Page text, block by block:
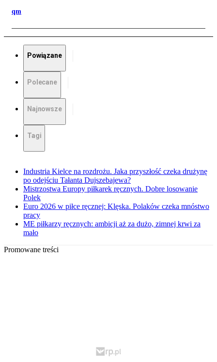
qm
Powiązane
Polecane
Najnowsze
Tagi
Industria Kielce na rozdrożu. Jaka przyszłość czeka drużynę
po odejściu Tałanta Dujszebajewa?
Mistrzostwa Europy piłkarek ręcznych. Dobre losowanie
Polek
Euro 2026 w piłce ręcznej: Klęska. Polaków czeka mnóstwo
pracy
ME piłkarzy ręcznych: ambicji aż za dużo, zimnej krwi za
mało
Promowane treści